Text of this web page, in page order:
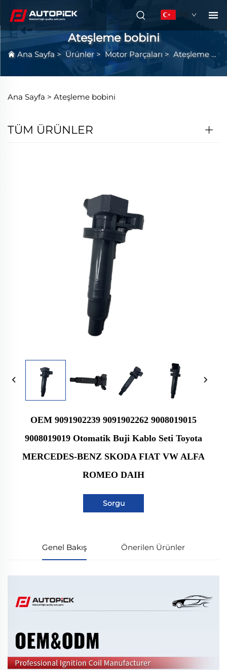
TR
Ateşleme bobini
Ana Sayfa> Ürünler >Motor Parçaları > Ateşleme bobini
Ana Sayfa > Ateşleme bobini
TÜM ÜRÜNLER
OEM 9091902239 9091902262 9008019015
9008019019 Otomatik Buji Kablo Seti Toyota
MERCEDES-BENZ SKODA FIAT VW ALFA
ROMEO DAIH
Sorgu
Genel Bakış Önerilen Ürünler